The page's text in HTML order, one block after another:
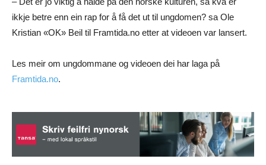
ikkje betre enn ein rap for å få det ut til ungdomen? sa Ole
Kristian «OK» Beil til Framtida.no etter at videoen var lansert.
Les meir om ungdommane og videoen dei har laga på
Framtida.no.